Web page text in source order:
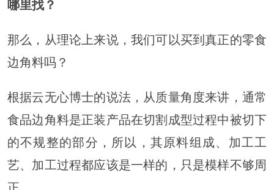
哪里找？
那么，从理论上来说，我们可以买到真正的零食
边角料吗？
根据云无心博士的说法，从质量角度来讲，通常
食品边角料是正装产品在切割成型过程中被切下
的不规整的部分，所以，其原料组成、加工工
艺、加工过程都应该是一样的，只是模样不够周